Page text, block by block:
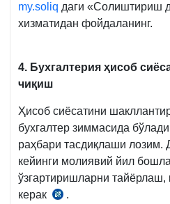
my.soliq даги «Солиштириш
хизматидан фойдаланинг.
4. Бухгалтерия ҳисоб
чиқиш
Ҳисоб сиёсатини
бухгалтер зиммасида
раҳбари тасдиқлаши лозим.
кейинги молиявий йил
ўзгартиришларни
керак
14.08.1998
.